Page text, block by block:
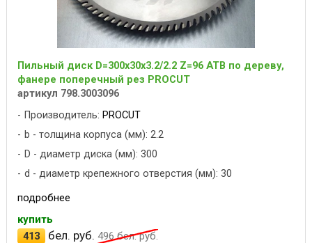
Пильный диск D=300x30x3.2/2.2 Z=96 ATB по дереву,
фанере поперечный рез PROCUT
артикул 798.3003096
Производитель: PROCUT
b - толщина корпуса (мм): 2.2
D - диаметр диска (мм): 300
d - диаметр крепежного отверстия (мм): 30
подробнее
купить
413
бел. руб. 496бел. руб.